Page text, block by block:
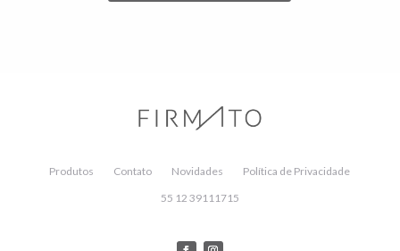
Produtos Contato Novidades
Política de Privacidade
55 12 39111715